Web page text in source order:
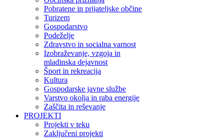
Pobratene in prijateljske občine
Turizem
Gospodarstvo
Podeželje
Zdravstvo in socialna varnost
Izobraževanje, vzgoja in
mladinska dejavnost
Šport in rekreacija
Kultura
Gospodarske javne službe
Varstvo okolja in raba energije
Zaščita in reševanje
PROJEKTI
Projekti v teku
Zaključeni projekti